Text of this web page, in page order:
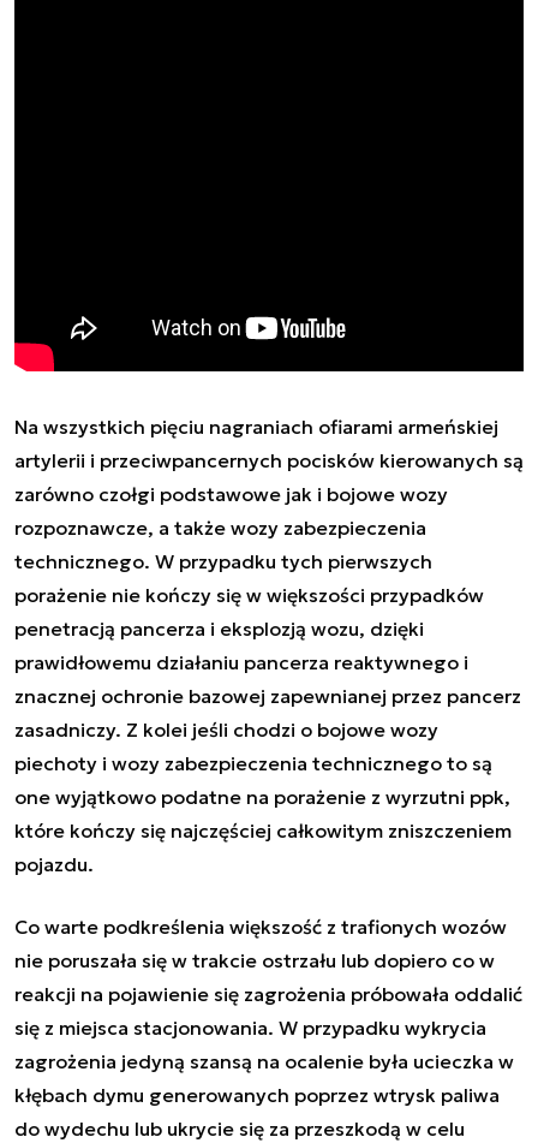
Na wszystkich pięciu nagraniach ofiarami armeńskiej
artylerii i przeciwpancernych pocisków kierowanych są
zarówno czołgi podstawowe jak i bojowe wozy
rozpoznawcze, a także wozy zabezpieczenia
technicznego. W przypadku tych pierwszych
porażenie nie kończy się w większości przypadków
penetracją pancerza i eksplozją wozu, dzięki
prawidłowemu działaniu pancerza reaktywnego i
znacznej ochronie bazowej zapewnianej przez pancerz
zasadniczy. Z kolei jeśli chodzi o bojowe wozy
piechoty i wozy zabezpieczenia technicznego to są
one wyjątkowo podatne na porażenie z wyrzutni ppk,
które kończy się najczęściej całkowitym zniszczeniem
pojazdu.
Co warte podkreślenia większość z trafionych wozów
nie poruszała się w trakcie ostrzału lub dopiero co w
reakcji na pojawienie się zagrożenia próbowała oddalić
się z miejsca stacjonowania. W przypadku wykrycia
zagrożenia jedyną szansą na ocalenie była ucieczka w
kłębach dymu generowanych poprzez wtrysk paliwa
do wydechu lub ukrycie się za przeszkodą w celu